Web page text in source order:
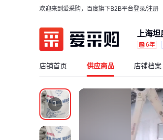
欢迎来到爱采购，百度旗下B2B平台登录/注册
上海
6年
店铺首页 供应商品 店铺档案